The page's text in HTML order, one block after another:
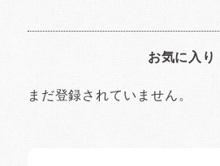
お気に入り
まだ登録されていません。